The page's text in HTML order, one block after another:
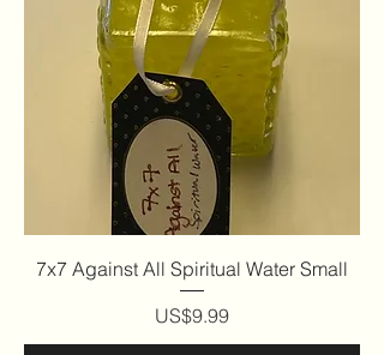
7x7 Against All Spiritual Water Small
價格
US$9.99